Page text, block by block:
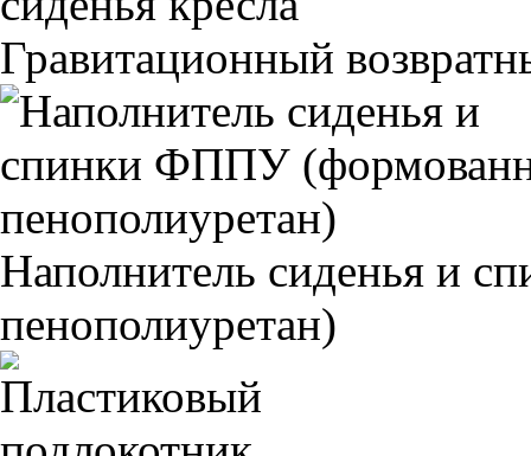
Гравитационный
Наполнитель сиденья и
пенополиуретан)